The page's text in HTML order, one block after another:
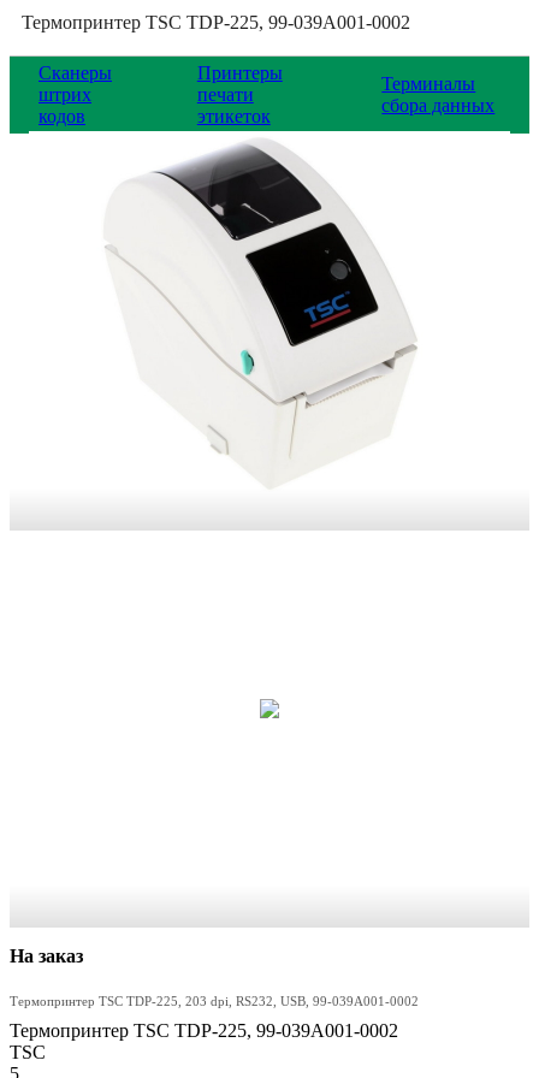
Термопринтер TSC TDP-225, 99-039A001-0002
Сканеры
штрих
кодов
Принтеры
печати
этикеток
Терминалы
сбора данных
На заказ
Термопринтер TSC TDP-225, 203 dpi, RS232, USB, 99-039A001-0002
Термопринтер TSC TDP-225, 99-039A001-0002
TSC
5